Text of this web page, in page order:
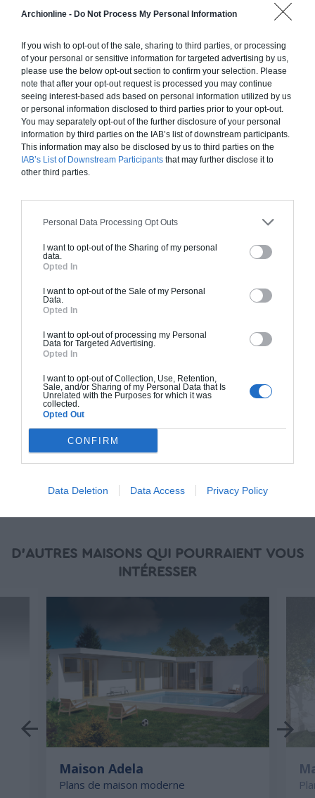
Archionline - Do Not Process My Personal Information
If you wish to opt-out of the sale, sharing to third parties, or processing
of your personal or sensitive information for targeted advertising by us,
please use the below opt-out section to confirm your selection. Please
note that after your opt-out request is processed you may continue
seeing interest-based ads based on personal information utilized by us
or personal information disclosed to third parties prior to your opt-out.
You may separately opt-out of the further disclosure of your personal
information by third parties on the IAB’s list of downstream participants.
This information may also be disclosed by us to third parties on the
IAB’s List of Downstream Participants that may further disclose it to
other third parties.
Personal Data Processing Opt Outs
I want to opt-out of the Sharing of my personal
data.
Opted In
I want to opt-out of the Sale of my Personal
Data.
Opted In
I want to opt-out of processing my Personal
Data for Targeted Advertising.
Opted In
I want to opt-out of Collection, Use, Retention,
Sale, and/or Sharing of my Personal Data that Is
Unrelated with the Purposes for which it was
collected.
Opted Out
CONFIRM
Data Deletion Data Access Privacy Policy
standards. Construction en ossature bois isolé.
Finitions haut de gamme. Le prix "clé en main"
inclut le gros oeuvre et le second oeuvre (cuisine,
peinture, sols...), mais exclut piscine, jardin et
clôture.
À partir de
232 000€ TTC
Chiffrage estimatif pour : Fondations et normes
standards. Construction en bloc coffrant isolant
(RT 2020). Finitions haut de gamme. Le prix "clé
en main" inclut le gros oeuvre et le second
oeuvre (cuisine, peinture, sols...), mais exclut
piscine, jardin et clôture.
À partir de
267 000€ TTC
Je la veux !
D'AUTRES MAISONS QUI POURRAIENT VOUS
INTÉRESSER
Maison Adela
Plans de maison moderne